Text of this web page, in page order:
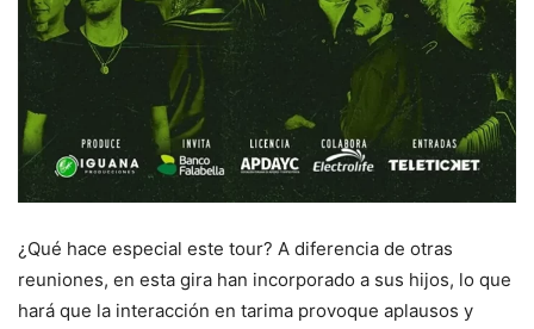
¿Qué hace especial este tour? A diferencia de otras
reuniones, en esta gira han incorporado a sus hijos, lo que
hará que la interacción en tarima provoque aplausos y